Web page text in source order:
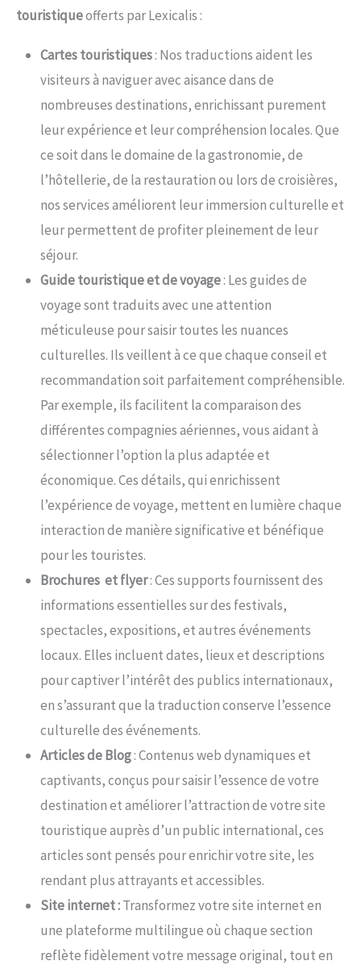
touristiqueofferts par Lexicalis :
Cartes touristiques: Nos traductions aident les
visiteurs à naviguer avec aisance dans de
nombreuses destinations, enrichissant purement
leur expérience et leur compréhension locales. Que
ce soit dans le domaine de la gastronomie, de
l’hôtellerie, de la restauration ou lors de croisières,
nos services améliorent leur immersion culturelle et
leur permettent de profiter pleinement de leur
séjour.
Guide touristique et de voyage: Les guides de
voyage sont traduits avec une attention
méticuleuse pour saisir toutes les nuances
culturelles. Ils veillent à ce que chaque conseil et
recommandation soit parfaitement compréhensible.
Par exemple, ils facilitent la comparaison des
différentes compagnies aériennes, vous aidant à
sélectionner l’option la plus adaptée et
économique. Ces détails, qui enrichissent
l’expérience de voyage, mettent en lumière chaque
interaction de manière significative et bénéfique
pour les touristes.
Brochures et flyer: Ces supports fournissent des
informations essentielles sur des festivals,
spectacles, expositions, et autres événements
locaux. Elles incluent dates, lieux et descriptions
pour captiver l’intérêt des publics internationaux,
en s’assurant que la traduction conserve l’essence
culturelle des événements.
Articles de Blog: Contenus web dynamiques et
captivants, conçus pour saisir l’essence de votre
destination et améliorer l’attraction de votre site
touristique auprès d’un public international, ces
articles sont pensés pour enrichir votre site, les
rendant plus attrayants et accessibles.
Site internet :Transformez votre site internet en
une plateforme multilingue où chaque section
reflète fidèlement votre message original, tout en